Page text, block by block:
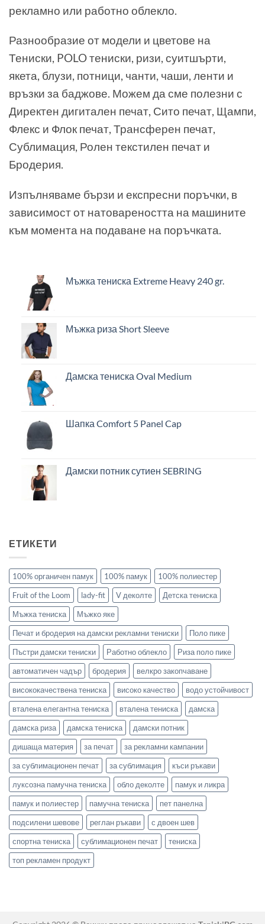
рекламно или работно облекло.
Разнообразие от модели и цветове на
Тениски, POLO тениски, ризи, суитшърти,
якета, блузи, потници, чанти, чаши, ленти и
връзки за баджове. Можем да сме полезни с
Директен дигитален печат, Сито печат, Щампи,
Флекс и Флок печат, Трансферен печат,
Сублимация, Ролен текстилен печат и
Бродерия.
Изпълняваме бързи и експресни поръчки, в
зависимост от натовареността на машините
към момента на подаване на поръчката.
Мъжка тениска Extreme Heavy 240 gr.
Мъжка риза Short Sleeve
Дамска тениска Oval Medium
Шапка Comfort 5 Panel Cap
Дамски потник сутиен SEBRING
ЕТИКЕТИ
100% органичен памук 100% памук
100% полиестер
Fruit of the Loom
lady-fit V деколте
Детска тениска
Мъжка тениска
Мъжко яке
Печат и бродерия на дамски рекламни тениски
Поло пике
Пъстри дамски тениски
Работно облекло
Риза поло пике
автоматичен чадър
бродерия
велкро закопчаване
висококачествена тениска
високо качество
водо устойчивост
вталена елегантна тениска
вталена тениска
дамска
дамска риза
дамска тениска
дамски потник
дишаща материя
за печат
за рекламни кампании
за сублимационен печат
за сублимация
къси ръкави
луксозна памучна тениска
обло деколте
памук и ликра
памук и полиестер
памучна тениска
пет панелна
подсилени шевове
реглан ръкави
с двоен шев
спортна тениска
сублимационен печат
тениска
топ рекламен продукт